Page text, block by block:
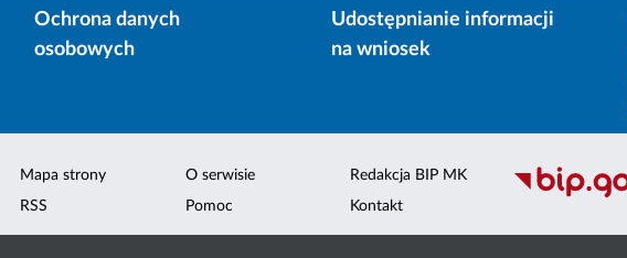
Ochrona danych
osobowych
Udostępnianie informacji
na wniosek
Mapa strony
RSS
O serwisie
Pomoc
Redakcja BIP MK
Kontakt